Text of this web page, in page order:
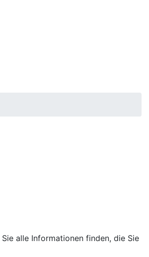
alle Informationen finden, die Sie